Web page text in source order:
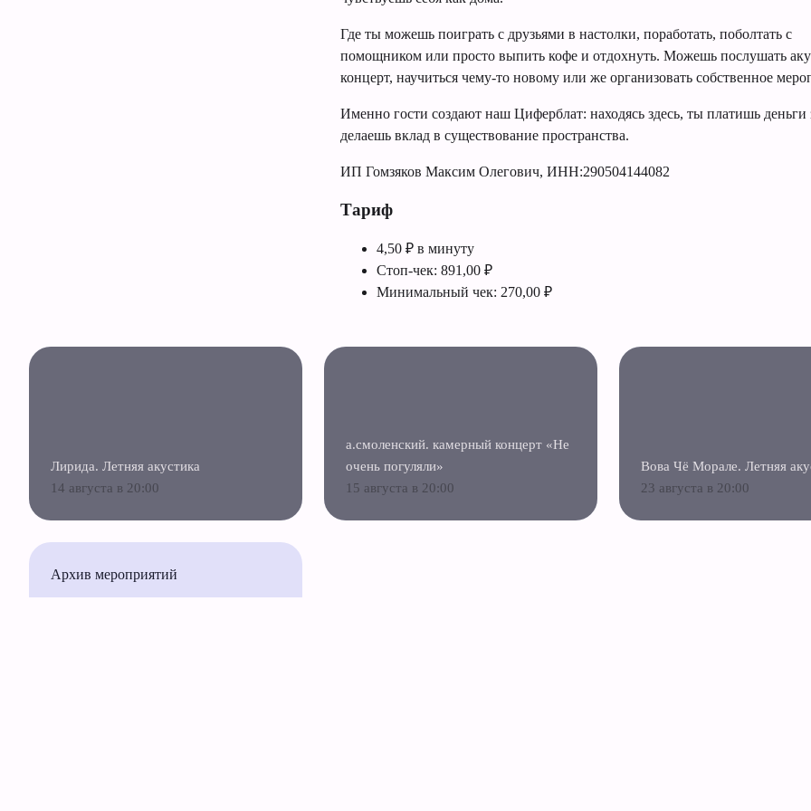
Где ты можешь поиграть с друзьями в настолки, поработать, поболтать с
помощником или просто выпить кофе и отдохнуть. Можешь послушать
концерт, научиться чему-то новому или же организовать собственное
Именно гости создают наш Циферблат: находясь здесь, ты платишь деньги
делаешь вклад в существование пространства.
ИП Гомзяков Максим Олегович, ИНН:290504144082
Тариф
4,50 ₽ в минуту
Стоп-чек: 891,00 ₽
Минимальный чек: 270,00 ₽
Лирида. Летняя акустика
14 августа в 20:00
а.смоленский. камерный концерт «Не
очень погуляли»
15 августа в 20:00
Вова Чё Морале. Летняя
23 августа в 20:00
Архив мероприятий